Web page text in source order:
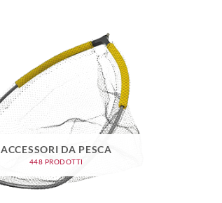
ACCESSORI DA PESCA
448 PRODOTTI